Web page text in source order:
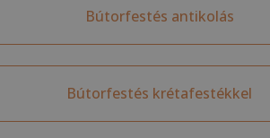
Bútorfestés antikolás
Bútorfestés krétafestékkel